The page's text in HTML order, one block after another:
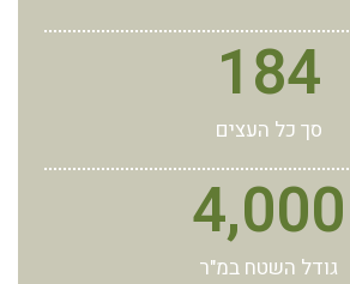
184
סך כל העצים
4,000
גודל השטח במ"ר